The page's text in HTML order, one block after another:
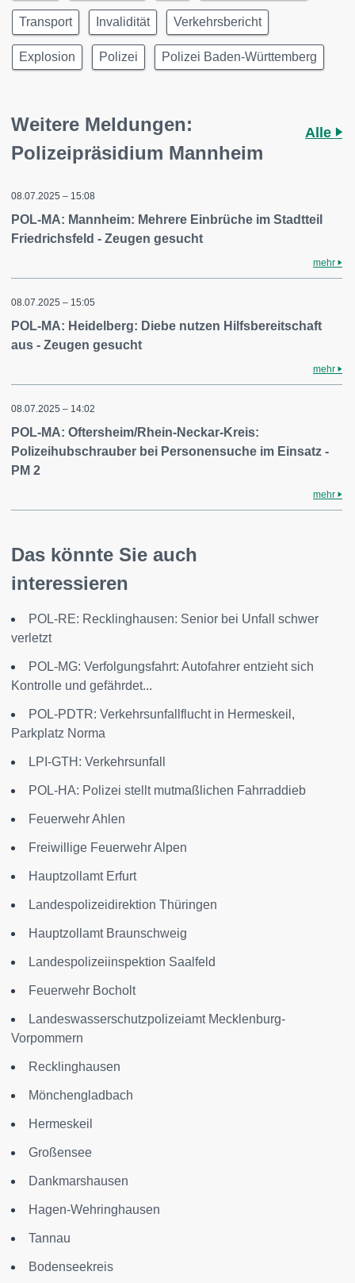
Transport Invalidität Verkehrsbericht
Explosion Polizei Polizei Baden-Württemberg
Weitere Meldungen:
Polizeipräsidium Mannheim
Alle
08.07.2025 – 15:08
POL-MA: Mannheim: Mehrere Einbrüche im Stadtteil
Friedrichsfeld - Zeugen gesucht
mehr
08.07.2025 – 15:05
POL-MA: Heidelberg: Diebe nutzen Hilfsbereitschaft
aus - Zeugen gesucht
mehr
08.07.2025 – 14:02
POL-MA: Oftersheim/Rhein-Neckar-Kreis:
Polizeihubschrauber bei Personensuche im Einsatz -
PM 2
mehr
Das könnte Sie auch
interessieren
POL-RE: Recklinghausen: Senior bei Unfall schwer
verletzt
POL-MG: Verfolgungsfahrt: Autofahrer entzieht sich
Kontrolle und gefährdet...
POL-PDTR: Verkehrsunfallflucht in Hermeskeil,
Parkplatz Norma
LPI-GTH: Verkehrsunfall
POL-HA: Polizei stellt mutmaßlichen Fahrraddieb
Feuerwehr Ahlen
Freiwillige Feuerwehr Alpen
Hauptzollamt Erfurt
Landespolizeidirektion Thüringen
Hauptzollamt Braunschweig
Landespolizeiinspektion Saalfeld
Feuerwehr Bocholt
Landeswasserschutzpolizeiamt Mecklenburg-
Vorpommern
Recklinghausen
Mönchengladbach
Hermeskeil
Großensee
Dankmarshausen
Hagen-Wehringhausen
Tannau
Bodenseekreis